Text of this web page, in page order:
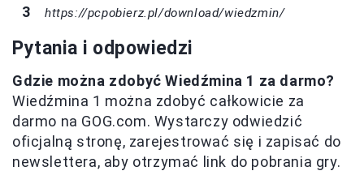
https://pcpobierz.pl/download/wiedzmin/
Pytania i odpowiedzi
Gdzie można zdobyć Wiedźmina 1 za darmo?
Wiedźmina 1 można zdobyć całkowicie za
darmo na GOG.com. Wystarczy odwiedzić
oficjalną stronę, zarejestrować się i zapisać do
newslettera, aby otrzymać link do pobrania gry.